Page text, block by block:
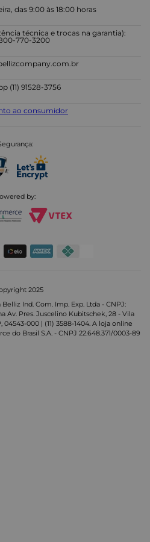
das 9:00 às 18:00 horas
técnica e trocas na garantia):
770-3200
(11) 91528-3756
ao consumidor
by:
2025
Ind. Com. Imp. Exp. Ltda - CNPJ:
Av. Pres. Juscelino Kubitschek, 28 - Vila
04543-000 | (11) 3588-1404. A loja online
do Brasil S.A. - CNPJ 22.648.371/0003-89